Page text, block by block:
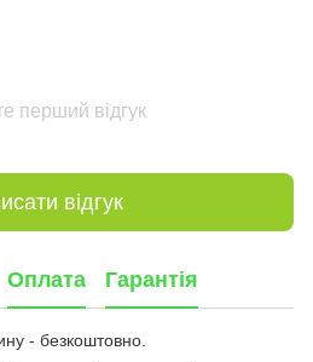
перший відгук
відгук
Оплата Гарантія
- безкоштовно.